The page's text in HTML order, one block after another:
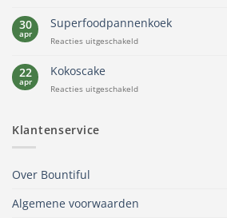
ontbijt
30
apr
Superfoodpannenkoek
Reacties uitgeschakeldvoor
22
apr
Kokoscake
Reacties uitgeschakeldvoor
Klantenservice
Over Bountiful
Algemene voorwaarden